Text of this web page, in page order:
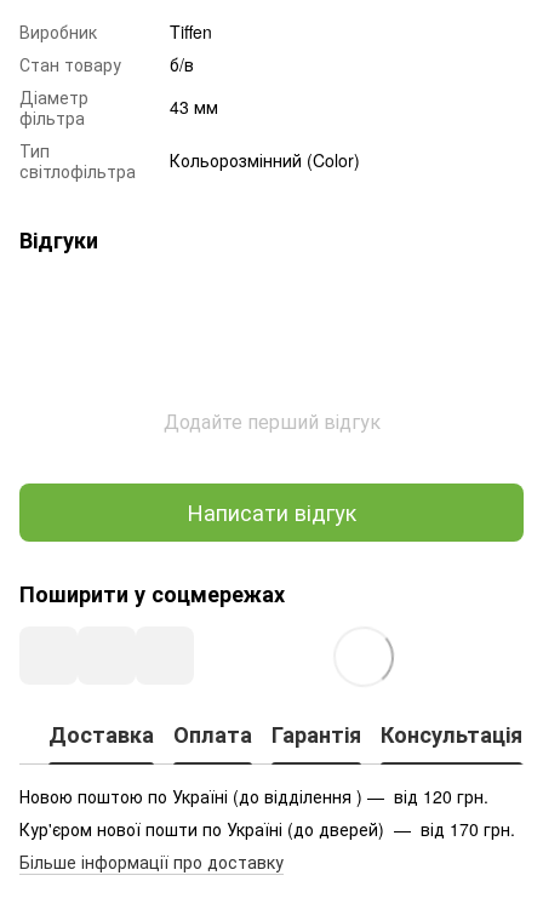
Виробник
Tiffen
Стан товару
б/в
Діаметр
фільтра
43 мм
Тип
світлофільтра
Кольорозмінний (Color)
Відгуки
Додайте перший відгук
Написати відгук
Поширити у соцмережах
Доставка Оплата Гарантія Консультація
Новою поштою по Україні (до відділення ) — від 120 грн.
Кур'єром нової пошти по Україні (до дверей) — від 170 грн.
Більше інформації про доставку